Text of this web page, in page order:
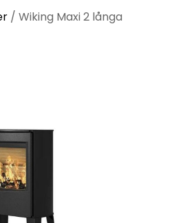
/ Wiking Maxi 2 långa